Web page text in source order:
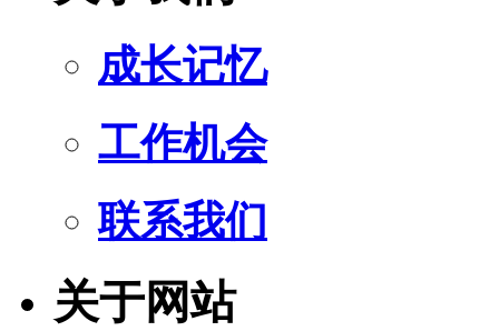
成长记忆
工作机会
联系我们
关于网站